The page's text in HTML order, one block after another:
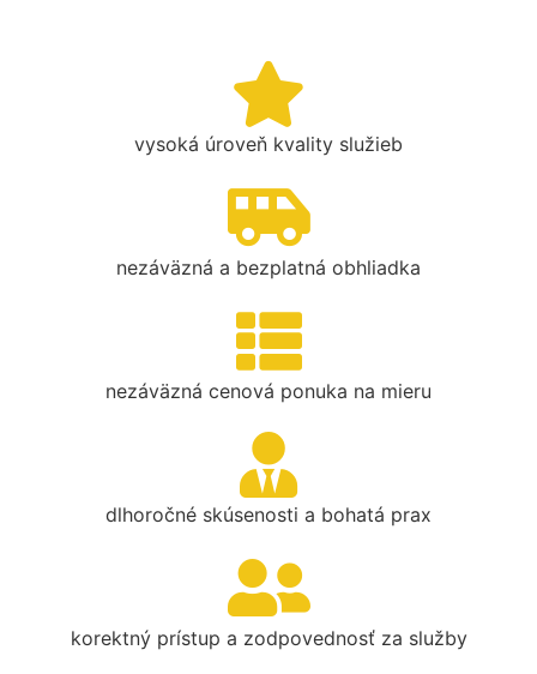
vysoká úroveň kvality služieb
nezáväzná a bezplatná obhliadka
nezáväzná cenová ponuka na mieru
dlhoročné skúsenosti a bohatá prax
korektný prístup a zodpovednosť za služby